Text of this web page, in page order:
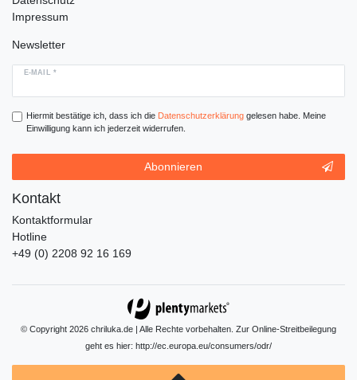
Impressum
Newsletter
E-MAIL *
Hiermit bestätige ich, dass ich die Daten­schutz­erklärunggelesen habe. Meine
Einwilligung kann ich jederzeit widerrufen.
Abonnieren
Kontakt
Kontaktformular
Hotline
+49 (0) 2208 92 16 169
© Copyright 2026 chriluka.de | Alle Rechte vorbehalten. Zur Online-Streitbeilegung
geht es hier: http://ec.europa.eu/consumers/odr/